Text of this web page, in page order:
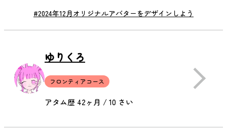
#2024年12月オリジナルアバターをデザインしよう
ゆりくろ
フロンティアコース
アタム歴 42ヶ月 / 10 さい